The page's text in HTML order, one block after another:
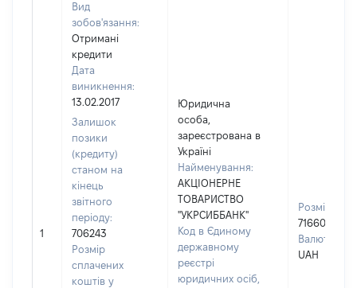
1
Вид
зобов'язання:
Отримані
кредити
Дата
виникнення:
13.02.2017
Залишок
позики
(кредиту)
станом на
кінець
звітного
періоду:
706243
Розмір
сплачених
коштів у
Юридична
особа,
зареєстрована в
Україні
Найменування:
АКЦІОНЕРНЕ
ТОВАРИСТВО
"УКРСИББАНК"
Код в Єдиному
державному
реєстрі
юридичних осіб,
Розмір:
716606
Валюта:
UAH